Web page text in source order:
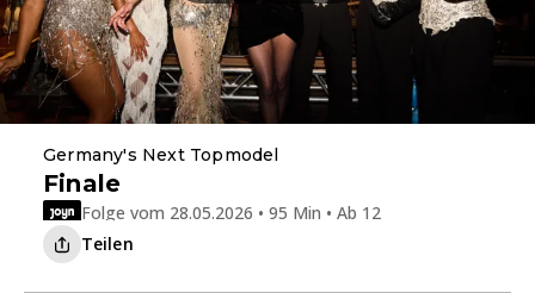
Germany's Next Topmodel
Finale
Folge vom 28.05.2026 • 95 Min • Ab 12
Teilen